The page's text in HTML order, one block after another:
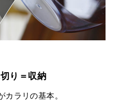
り＝収納
カラリの基本。